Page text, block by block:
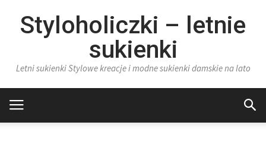
Styloholiczki – letnie
sukienki
Letni sukienki Stylowe kreacje i modne sukienki damskie na lato